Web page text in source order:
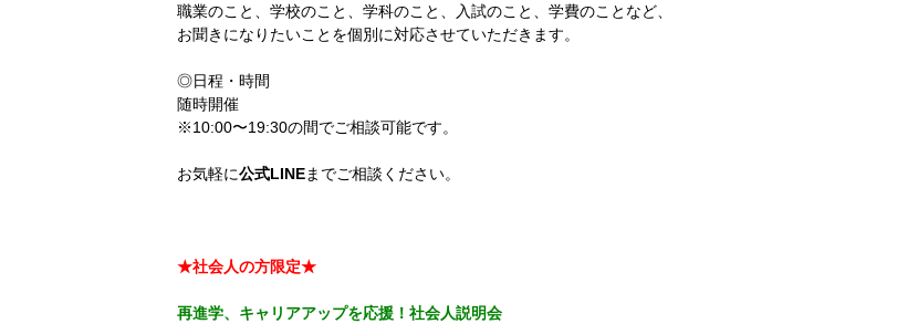
職業のこと、学校のこと、学科のこと、入試のこと、学費のことなど、
お聞きになりたいことを個別に対応させていただきます。
◎日程・時間
随時開催
※10:00〜19:30の間でご相談可能です。
お気軽に公式LINEまでご相談ください。
★社会人の方限定★
再進学、キャリアアップを応援！社会人説明会